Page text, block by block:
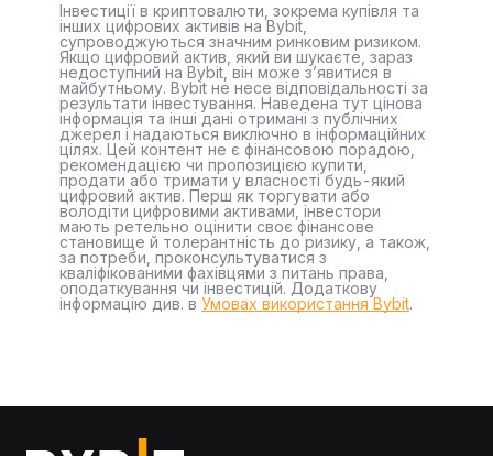
Інвестиції в криптовалюти, зокрема купівля та
інших цифрових активів на Bybit,
супроводжуються значним ринковим ризиком.
Якщо цифровий актив, який ви шукаєте, зараз
недоступний на Bybit, він може з’явитися в
майбутньому. Bybit не несе відповідальності за
результати інвестування. Наведена тут цінова
інформація та інші дані отримані з публічних
джерел і надаються виключно в інформаційних
цілях. Цей контент не є фінансовою порадою,
рекомендацією чи пропозицією купити,
продати або тримати у власності будь-який
цифровий актив. Перш як торгувати або
володіти цифровими активами, інвестори
мають ретельно оцінити своє фінансове
становище й толерантність до ризику, а також,
за потреби, проконсультуватися з
кваліфікованими фахівцями з питань права,
оподаткування чи інвестицій. Додаткову
інформацію див. в Умовах використання Bybit.